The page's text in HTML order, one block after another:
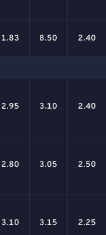
1.83 8.50 2.40
2.95 3.10 2.40
2.80 3.05 2.50
3.10 3.15 2.25